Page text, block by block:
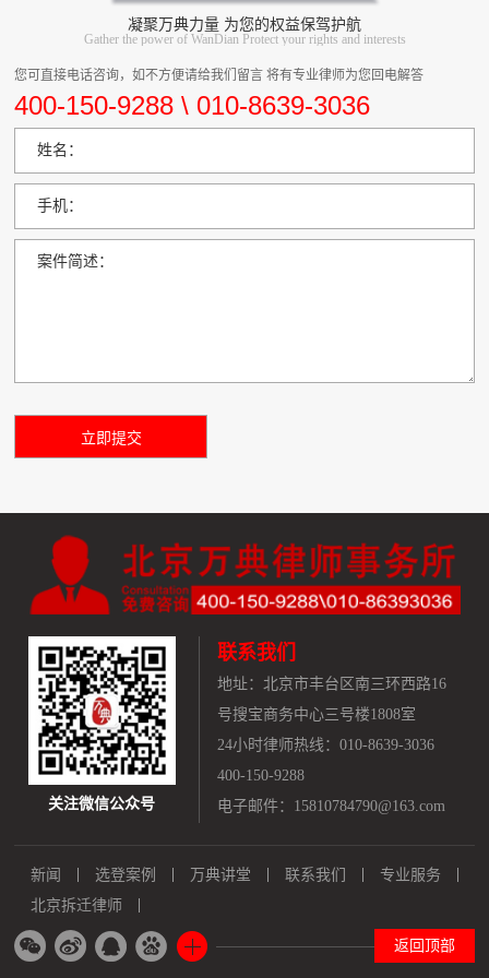
凝聚万典力量 为您的权益保驾护航
Gather the power of WanDian Protect your rights and interests
您可直接电话咨询，如不方便请给我们留言 将有专业律师为您回电解答
400-150-9288 \ 010-8639-3036
姓名：
手机：
案件简述：
关注微信公众号
联系我们
地址： 北京市丰台区南三环西路16
号搜宝商务中心三号楼1808室
24小时律师热线：010-8639-3036
400-150-9288
电子邮件：15810784790@163.com
新闻 选登案例 万典讲堂 联系我们
专业服务
北京拆迁律师
返回顶部